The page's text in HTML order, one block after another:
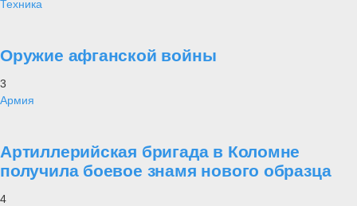
Техника
Оружие афганской войны
3
Армия
Артиллерийская бригада в Коломне
получила боевое знамя нового образца
4